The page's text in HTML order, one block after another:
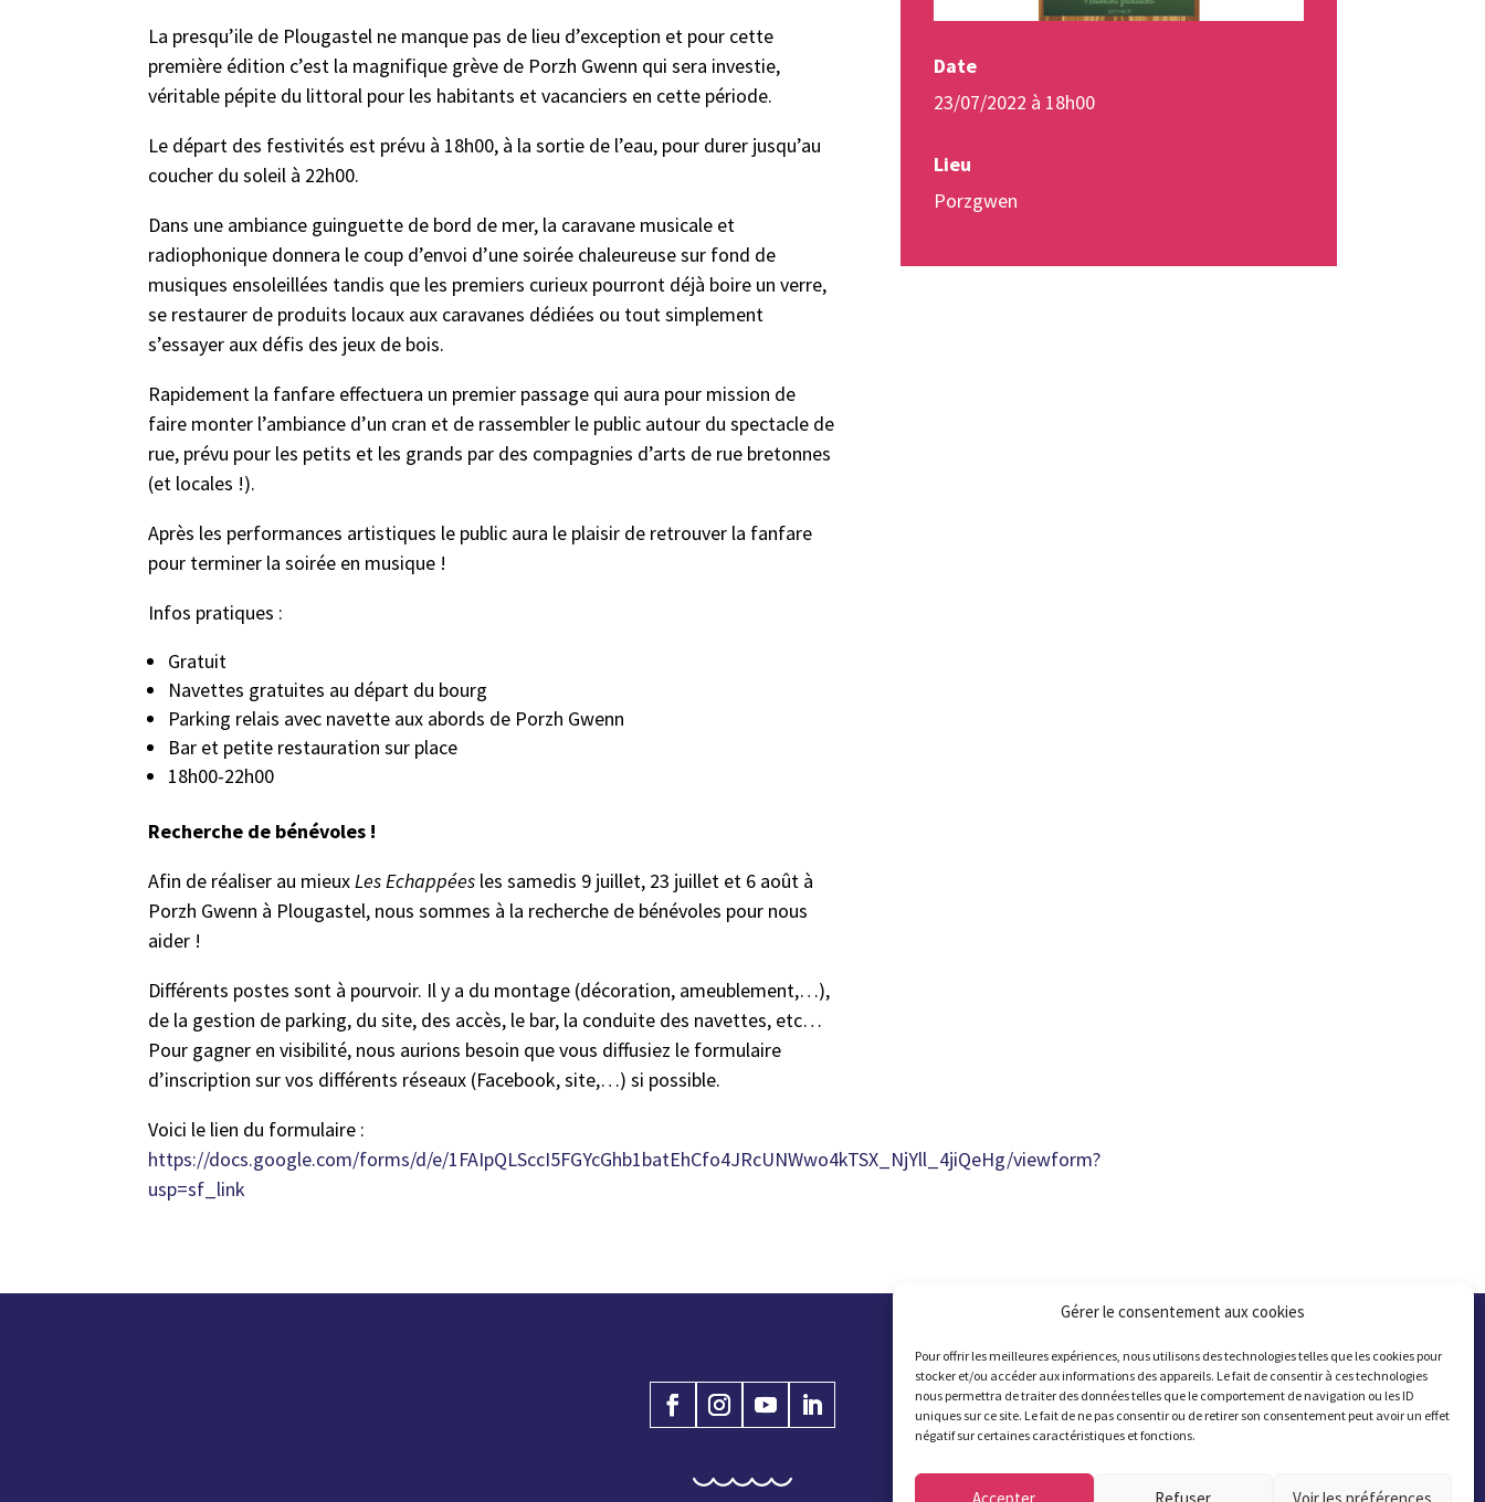
Gérer le consentement aux cookies
Pour offrir les meilleures expériences, nous utilisons des technologies telles que les cookies pour
stocker et/ou accéder aux informations des appareils. Le fait de consentir à ces technologies
nous permettra de traiter des données telles que le comportement de navigation ou les ID
uniques sur ce site. Le fait de ne pas consentir ou de retirer son consentement peut avoir un effet
négatif sur certaines caractéristiques et fonctions.
Accepter Refuser Voir les préférences
La presqu’ile de Plougastel ne manque pas de lieu d’exception et pour cette
première édition c’est la magnifique grève de Porzh Gwenn qui sera investie,
véritable pépite du littoral pour les habitants et vacanciers en cette période.
Le départ des festivités est prévu à 18h00, à la sortie de l’eau, pour durer jusqu’au
coucher du soleil à 22h00.
Dans une ambiance guinguette de bord de mer, la caravane musicale et
radiophonique donnera le coup d’envoi d’une soirée chaleureuse sur fond de
musiques ensoleillées tandis que les premiers curieux pourront déjà boire un verre,
se restaurer de produits locaux aux caravanes dédiées ou tout simplement
s’essayer aux défis des jeux de bois.
Rapidement la fanfare effectuera un premier passage qui aura pour mission de
faire monter l’ambiance d’un cran et de rassembler le public autour du spectacle de
rue, prévu pour les petits et les grands par des compagnies d’arts de rue bretonnes
(et locales !).
Après les performances artistiques le public aura le plaisir de retrouver la fanfare
pour terminer la soirée en musique !
Infos pratiques :
Gratuit
Navettes gratuites au départ du bourg
Parking relais avec navette aux abords de Porzh Gwenn
Bar et petite restauration sur place
18h00-22h00
Recherche de bénévoles !
Afin de réaliser au mieuxLes Echappées les samedis 9 juillet, 23 juillet et 6 août à
Porzh Gwenn à Plougastel, nous sommes à la recherche de bénévoles pour nous
aider !
Différents postes sont à pourvoir. Il y a du montage (décoration, ameublement,…),
de la gestion de parking, du site, des accès, le bar, la conduite des navettes, etc…
Pour gagner en visibilité, nous aurions besoin que vous diffusiez le formulaire
d’inscription sur vos différents réseaux (Facebook, site,…) si possible.
Voici le lien du formulaire :
https://docs.google.com/forms/d/e/1FAIpQLSccI5FGYcGhb1batEhCfo4JRcUNWwo4kTSX_NjYll_4jiQeHg/viewform?
usp=sf_link
Date
23/07/2022 à 18h00
Lieu
Porzgwen